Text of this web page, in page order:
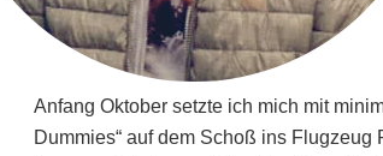
Anfang Oktober setzte ich mich mit
Dummies“ auf dem Schoß ins